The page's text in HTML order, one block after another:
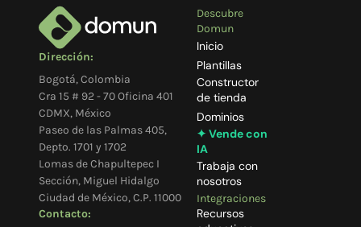
Dirección:
Bogotá, Colombia
Cra 15 # 92 - 70 Oficina 401
CDMX, México
Paseo de las Palmas 405,
Depto. 1701 y 1702
Lomas de Chapultepec I
Sección, Miguel Hidalgo
Ciudad de México, C.P. 11000
Contacto:
Descubre
Domun
Inicio
Plantillas
Constructor
de tienda
Dominios
✦ Vende con
IA
Trabaja con
nosotros
Integraciones
Recursos